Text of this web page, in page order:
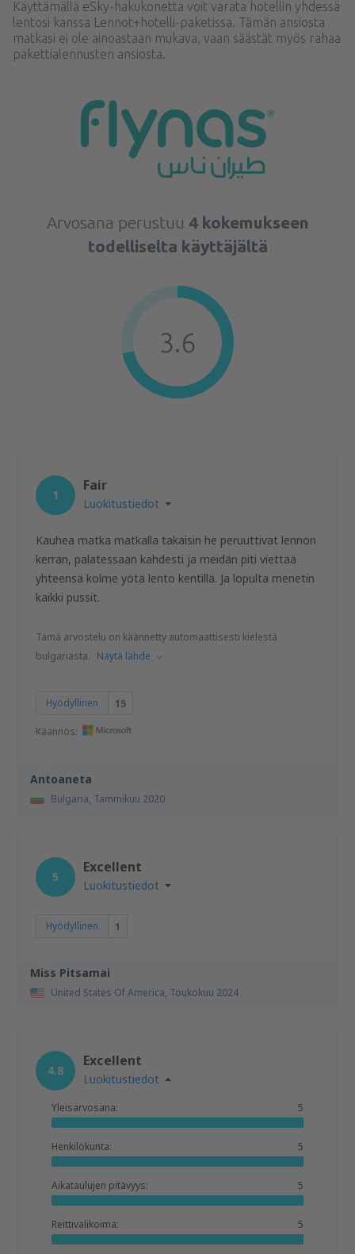
Käyttämällä eSky-hakukonetta voit varata hotellin yhdessä
lentosi kanssa Lennot+hotelli-paketissa. Tämän ansiosta
matkasi ei ole ainoastaan mukava, vaan säästät myös rahaa
pakettialennusten ansiosta.
Arvosana perustuu 4 kokemukseen
todelliselta käyttäjältä
3.6
Antoaneta
Bulgaria, Tammikuu 2020
1
Fair
Luokitustiedot
Kauhea matka matkalla takaisin he peruuttivat lennon
kerran, palatessaan kahdesti ja meidän piti viettää
yhteensä kolme yötä lento kentillä. Ja lopulta menetin
kaikki pussit.
Tämä arvostelu on käännetty automaattisesti kielestä
bulgariasta. Näytä lähde
Hyödyllinen 15
Käännös:
Miss Pitsamai
United States Of America, Toukokuu 2024
5
Excellent
Luokitustiedot
Hyödyllinen 1
4.8
Excellent
Luokitustiedot
Yleisarvosana: 5
Henkilökunta: 5
Aikataulujen pitävyys: 5
Reittivalikoima: 5